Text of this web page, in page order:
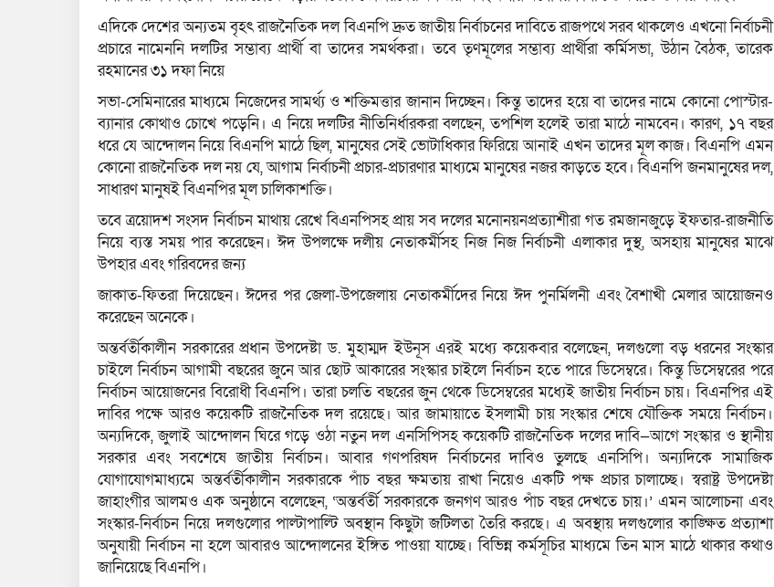
এদিকে দেশের অন্যতম বৃহৎ রাজনৈতিক দল বিএনপি দ্রুত জাতীয় নির্বাচনের দাবিতে রাজপথে সরব থাকলেও এখনো নির্বাচনী
প্রচারে নামেননি দলটির সম্ভাব্য প্রার্থী বা তাদের সমর্থকরা। তবে তৃণমূলের সম্ভাব্য প্রার্থীরা কর্মিসভা, উঠান বৈঠক, তারেক
রহমানের ৩১ দফা নিয়ে
সভা-সেমিনারের মাধ্যমে নিজেদের সামর্থ্য ও শক্তিমত্তার জানান দিচ্ছেন। কিন্তু তাদের হয়ে বা তাদের নামে কোনো পোস্টার-
ব্যানার কোথাও চোখে পড়েনি। এ নিয়ে দলটির নীতিনির্ধারকরা বলছেন, তপশিল হলেই তারা মাঠে নামবেন। কারণ, ১৭ বছর
ধরে যে আন্দোলন নিয়ে বিএনপি মাঠে ছিল, মানুষের সেই ভোটাধিকার ফিরিয়ে আনাই এখন তাদের মূল কাজ। বিএনপি এমন
কোনো রাজনৈতিক দল নয় যে, আগাম নির্বাচনী প্রচার-প্রচারণার মাধ্যমে মানুষের নজর কাড়তে হবে। বিএনপি জনমানুষের দল,
সাধারণ মানুষই বিএনপির মূল চালিকাশক্তি।
তবে ত্রয়োদশ সংসদ নির্বাচন মাথায় রেখে বিএনপিসহ প্রায় সব দলের মনোনয়নপ্রত্যাশীরা গত রমজানজুড়ে ইফতার-রাজনীতি
নিয়ে ব্যস্ত সময় পার করেছেন। ঈদ উপলক্ষে দলীয় নেতাকর্মীসহ নিজ নিজ নির্বাচনী এলাকার দুস্থ, অসহায় মানুষের মাঝে
উপহার এবং গরিবদের জন্য
জাকাত-ফিতরা দিয়েছেন। ঈদের পর জেলা-উপজেলায় নেতাকর্মীদের নিয়ে ঈদ পুনর্মিলনী এবং বৈশাখী মেলার আয়োজনও
করেছেন অনেকে।
অন্তর্বর্তীকালীন সরকারের প্রধান উপদেষ্টা ড. মুহাম্মদ ইউনূস এরই মধ্যে কয়েকবার বলেছেন, দলগুলো বড় ধরনের সংস্কার
চাইলে নির্বাচন আগামী বছরের জুনে আর ছোট আকারের সংস্কার চাইলে নির্বাচন হতে পারে ডিসেম্বরে। কিন্তু ডিসেম্বরের পরে
নির্বাচন আয়োজনের বিরোধী বিএনপি। তারা চলতি বছরের জুন থেকে ডিসেম্বরের মধ্যেই জাতীয় নির্বাচন চায়। বিএনপির এই
দাবির পক্ষে আরও কয়েকটি রাজনৈতিক দল রয়েছে। আর জামায়াতে ইসলামী চায় সংস্কার শেষে যৌক্তিক সময়ে নির্বাচন।
অন্যদিকে, জুলাই আন্দোলন ঘিরে গড়ে ওঠা নতুন দল এনসিপিসহ কয়েকটি রাজনৈতিক দলের দাবি—আগে সংস্কার ও স্থানীয়
সরকার এবং সবশেষে জাতীয় নির্বাচন। আবার গণপরিষদ নির্বাচনের দাবিও তুলছে এনসিপি। অন্যদিকে সামাজিক
যোগাযোগমাধ্যমে অন্তর্বর্তীকালীন সরকারকে পাঁচ বছর ক্ষমতায় রাখা নিয়েও একটি পক্ষ প্রচার চালাচ্ছে। স্বরাষ্ট্র উপদেষ্টা
জাহাংগীর আলমও এক অনুষ্ঠানে বলেছেন, ‘অন্তর্বর্তী সরকারকে জনগণ আরও পাঁচ বছর দেখতে চায়।’ এমন আলোচনা এবং
সংস্কার-নির্বাচন নিয়ে দলগুলোর পাল্টাপাল্টি অবস্থান কিছুটা জটিলতা তৈরি করছে। এ অবস্থায় দলগুলোর কাঙ্ক্ষিত প্রত্যাশা
অনুযায়ী নির্বাচন না হলে আবারও আন্দোলনের ইঙ্গিত পাওয়া যাচ্ছে। বিভিন্ন কর্মসূচির মাধ্যমে তিন মাস মাঠে থাকার কথাও
জানিয়েছে বিএনপি।